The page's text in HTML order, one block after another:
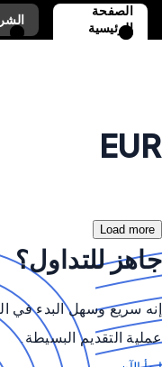
الصفحة
الرئيسية
EUR
Load more
جاهز للتداول؟
إنه سريع وسهل البدء في
عملية التقديم البسيطة.